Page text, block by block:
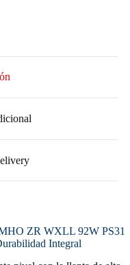
ZR WXLL 92W PS31
Integral